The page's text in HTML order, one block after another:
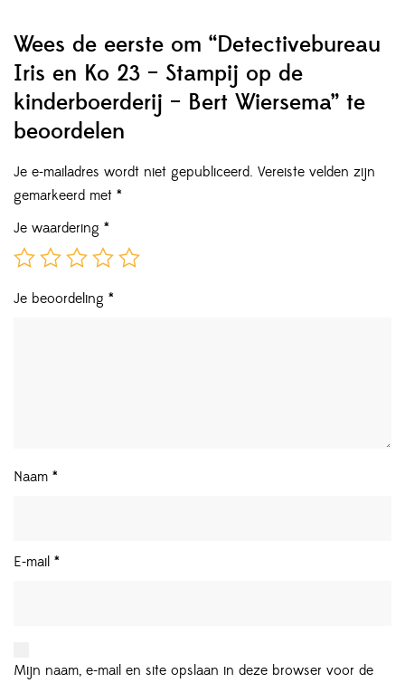
Wees de eerste om “Detectivebureau
Iris en Ko 23 – Stampij op de
kinderboerderij – Bert Wiersema” te
beoordelen
Je e-mailadres wordt niet gepubliceerd. Vereiste velden zijn
gemarkeerd met *
Je waardering *
Je beoordeling *
Naam *
E-mail *
Mijn naam, e-mail en site opslaan in deze browser voor de